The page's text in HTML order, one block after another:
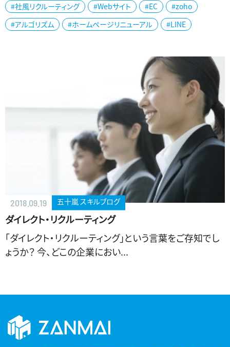
#社風リクルーティング
#Webサイト #EC
#zoho
#アルゴリズム
#ホームページリニューアル #LINE
2018.09.19 五十嵐 スキルブログ
ダイレクト・リクルーティング
「ダイレクト・リクルーティング」という言葉をご存知でし
ょうか？ 今、どこの企業におい...